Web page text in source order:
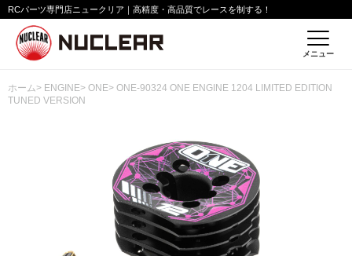
RCパーツ専門店ニュークリア｜高精度・高品質でレースを制する！
メニュー
ホーム> ENGINE> ONE> ONE-90324 ONE ENGINE 1204 LIMITED EDITION
TUNED VERSION